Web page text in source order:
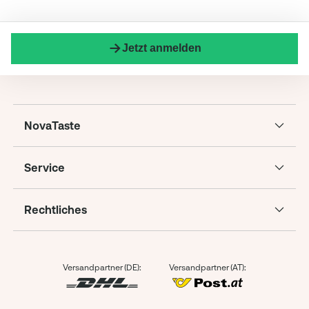
Jetzt anmelden
NovaTaste
Service
Rechtliches
Versandpartner (DE): Versandpartner (AT):